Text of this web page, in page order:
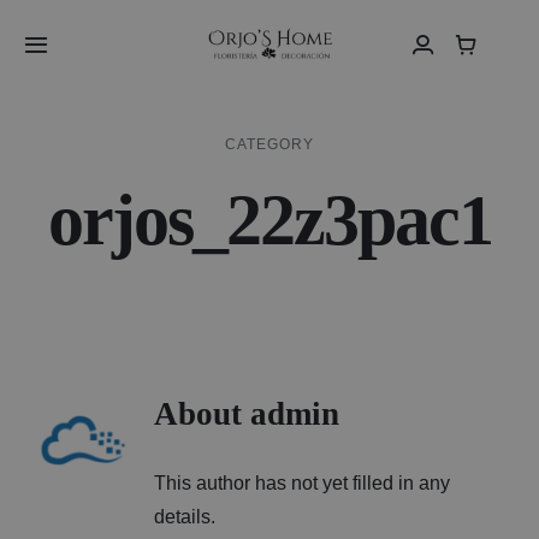
Toggle
Sobre Nosaltres
Contacte
Català
CATEGORY
orjos_22z3pac1
About admin
This author has not yet filled in any
details.